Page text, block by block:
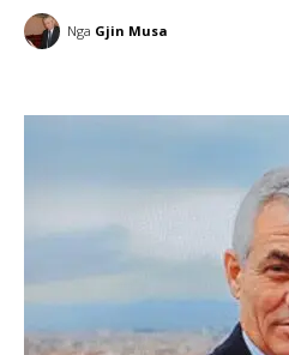
Nga Gjin Musa